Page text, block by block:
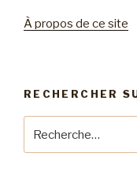
À propos de ce site
RECHERCHER